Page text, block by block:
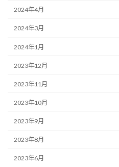
2024年4月
2024年3月
2024年1月
2023年12月
2023年11月
2023年10月
2023年9月
2023年8月
2023年6月